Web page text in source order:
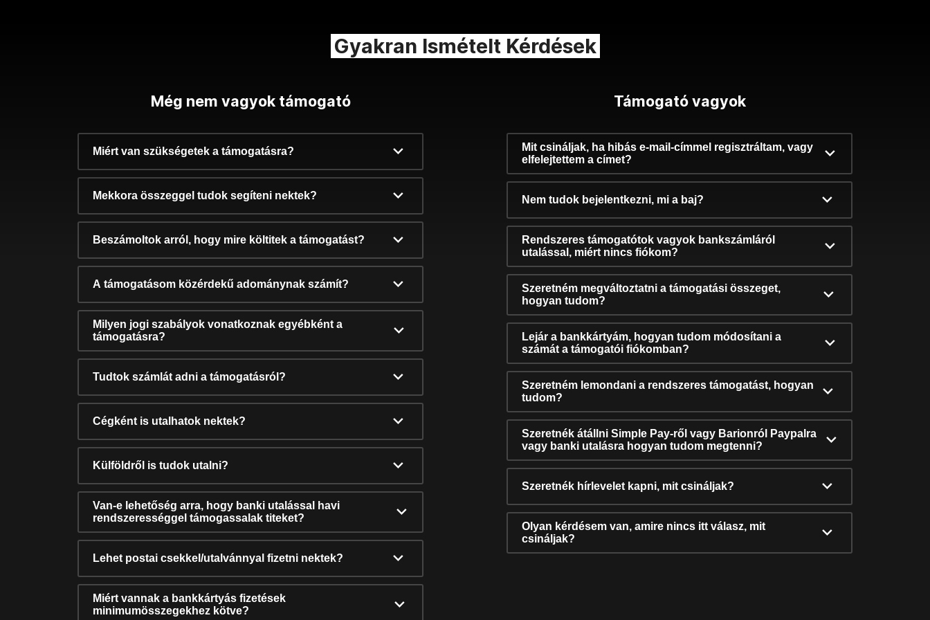
Gyakran Ismételt Kérdések
Még nem vagyok támogató
Miért van szükségetek a támogatásra?
Mekkora összeggel tudok segíteni nektek?
Beszámoltok arról, hogy mire költitek a támogatást?
A támogatásom közérdekű adománynak számít?
Milyen jogi szabályok vonatkoznak egyébként a
támogatásra?
Tudtok számlát adni a támogatásról?
Cégként is utalhatok nektek?
Külföldről is tudok utalni?
Van-e lehetőség arra, hogy banki utalással havi
rendszerességgel támogassalak titeket?
Lehet postai csekkel/utalvánnyal fizetni nektek?
Miért vannak a bankkártyás fizetések
minimumösszegekhez kötve?
Támogató vagyok
Mit csináljak, ha hibás e-mail-címmel regisztráltam, vagy
elfelejtettem a címet?
Nem tudok bejelentkezni, mi a baj?
Rendszeres támogatótok vagyok bankszámláról
utalással, miért nincs fiókom?
Szeretném megváltoztatni a támogatási összeget,
hogyan tudom?
Lejár a bankkártyám, hogyan tudom módosítani a
számát a támogatói fiókomban?
Szeretném lemondani a rendszeres támogatást, hogyan
tudom?
Szeretnék átállni Simple Pay-ről vagy Barionról Paypalra
vagy banki utalásra hogyan tudom megtenni?
Szeretnék hírlevelet kapni, mit csináljak?
Olyan kérdésem van, amire nincs itt válasz, mit
csináljak?